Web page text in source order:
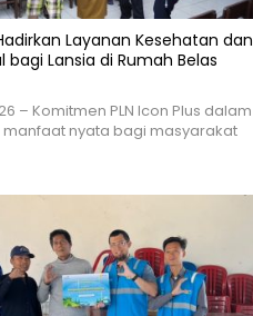
Layanan Kesehatan dan
bagi Lansia di Rumah Belas
– Komitmen PLN Icon Plus dalam
nyata bagi masyarakat